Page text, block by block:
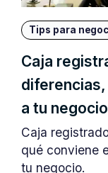
Tips para
Caja
a tu negocio
Caja
qué conviene
tu negocio.